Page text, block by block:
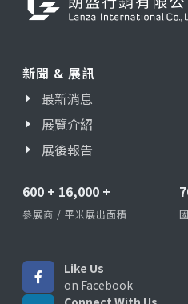
新聞 & 展訊
最新消息
展覽介紹
展後報告
600 + 16,000 +
參展商 / 平米展出面積
Like Us
on Facebook